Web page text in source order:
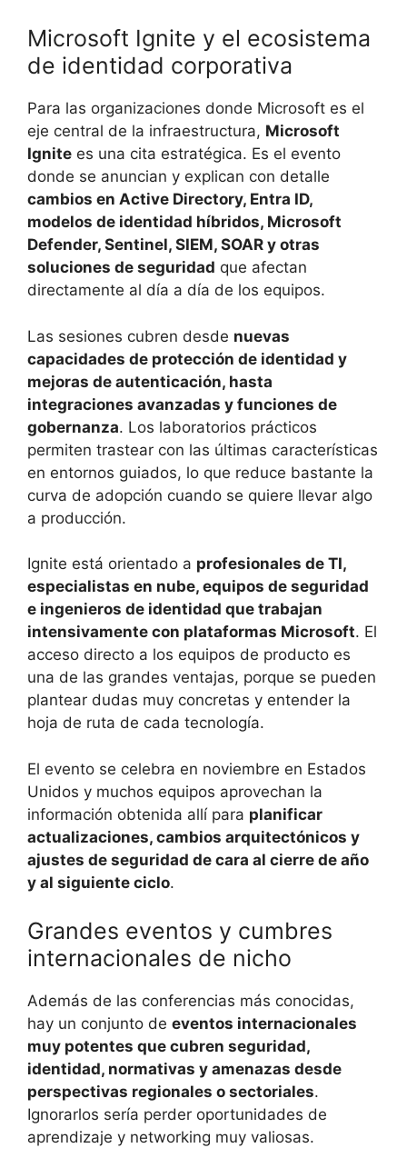
Microsoft Ignite y el ecosistema
de identidad corporativa
Para las organizaciones donde Microsoft es el
eje central de la infraestructura, Microsoft
Ignite es una cita estratégica. Es el evento
donde se anuncian y explican con detalle
cambios en Active Directory, Entra ID,
modelos de identidad híbridos, Microsoft
Defender, Sentinel, SIEM, SOAR y otras
soluciones de seguridad que afectan
directamente al día a día de los equipos.
Las sesiones cubren desde nuevas
capacidades de protección de identidad y
mejoras de autenticación, hasta
integraciones avanzadas y funciones de
gobernanza. Los laboratorios prácticos
permiten trastear con las últimas características
en entornos guiados, lo que reduce bastante la
curva de adopción cuando se quiere llevar algo
a producción.
Ignite está orientado a profesionales de TI,
especialistas en nube, equipos de seguridad
e ingenieros de identidad que trabajan
intensivamente con plataformas Microsoft. El
acceso directo a los equipos de producto es
una de las grandes ventajas, porque se pueden
plantear dudas muy concretas y entender la
hoja de ruta de cada tecnología.
El evento se celebra en noviembre en Estados
Unidos y muchos equipos aprovechan la
información obtenida allí para planificar
actualizaciones, cambios arquitectónicos y
ajustes de seguridad de cara al cierre de año
y al siguiente ciclo.
Grandes eventos y cumbres
internacionales de nicho
Además de las conferencias más conocidas,
hay un conjunto de eventos internacionales
muy potentes que cubren seguridad,
identidad, normativas y amenazas desde
perspectivas regionales o sectoriales.
Ignorarlos sería perder oportunidades de
aprendizaje y networking muy valiosas.